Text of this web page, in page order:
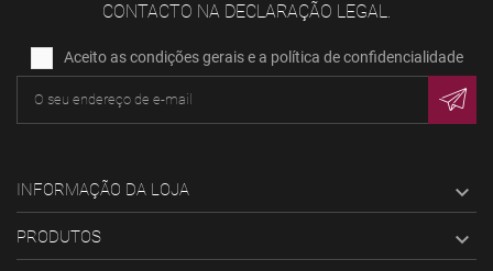
CONTACTO NA DECLARAÇÃO LEGAL.
Aceito as condições gerais e a política de confidencialidade
INFORMAÇÃO DA LOJA 
PRODUTOS 